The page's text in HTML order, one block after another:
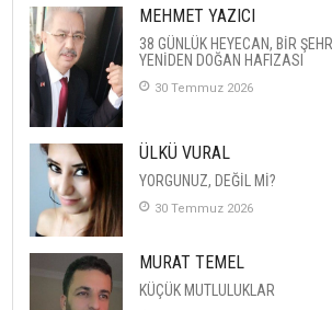
MEHMET YAZICI
38 GÜNLÜK HEYECAN, BİR
YENİDEN DOĞAN HAFIZASI
30 Temmuz 2026
ÜLKÜ VURAL
YORGUNUZ, DEĞİL Mİ?
30 Temmuz 2026
MURAT TEMEL
KÜÇÜK MUTLULUKLAR